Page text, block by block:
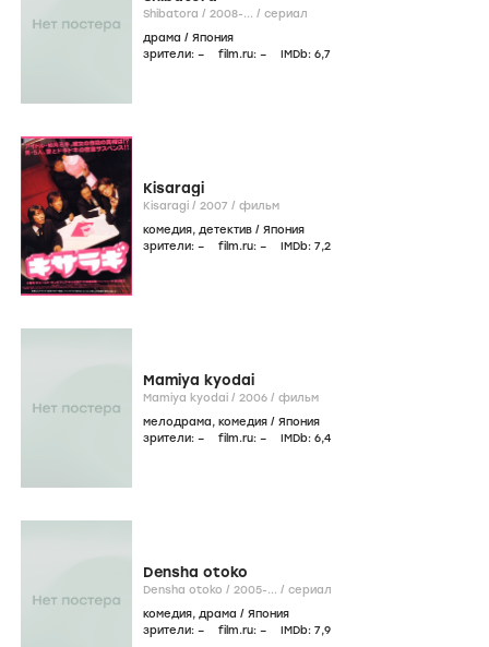
Shibatora / 2008-... / сериал
драма / Япония
зрители: – film.ru: – IMDb: 6,7
Kisaragi
Kisaragi / 2007 / фильм
комедия, детектив / Япония
зрители: – film.ru: – IMDb: 7,2
Mamiya kyodai
Mamiya kyodai / 2006 / фильм
мелодрама, комедия / Япония
зрители: – film.ru: – IMDb: 6,4
Densha otoko
Densha otoko / 2005-... / сериал
комедия, драма / Япония
зрители: – film.ru: – IMDb: 7,9